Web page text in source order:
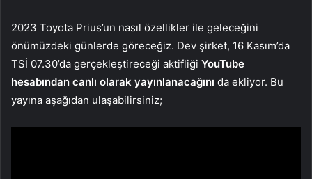
2023 Toyota Prius’un nasıl özellikler ile geleceğini
önümüzdeki günlerde göreceğiz. Dev şirket, 16 Kasım’da
TSİ 07.30’da gerçekleştireceği aktifliği YouTube
hesabından canlı olarak yayınlanacağını da ekliyor. Bu
yayına aşağıdan ulaşabilirsiniz;